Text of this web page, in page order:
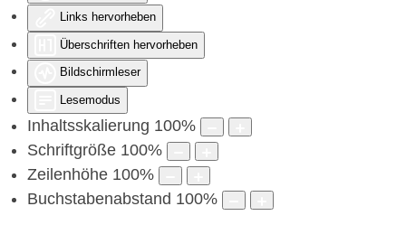
Links hervorheben
Überschriften hervorheben
Bildschirmleser
Lesemodus
Inhaltsskalierung 100%
Schriftgröße 100%
Zeilenhöhe 100%
Buchstabenabstand 100%